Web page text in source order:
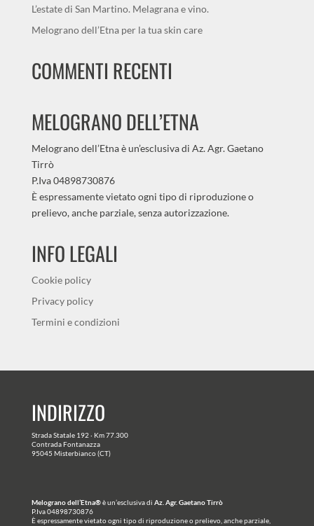
L’estate di San Martino. Melagrana e vino.
Melograno dell’Etna per la tua skin care
COMMENTI RECENTI
MELOGRANO DELL’ETNA
Melograno dell’Etna è un’esclusiva di Az. Agr. Gaetano
Tirrò
P.Iva 04898730876
È espressamente vietato ogni tipo di riproduzione o
prelievo, anche parziale, senza autorizzazione.
INFO LEGALI
Cookie policy
Privacy policy
Termini e condizioni
INDIRIZZO
Strada Statale 192 · Km 77.300
Contrada Fontanazza
95045 Misterbianco (CT)
Melograno dell’Etna®è un’esclusiva di Az. Agr. Gaetano Tirrò
P.Iva 04898730876
È espressamente vietato ogni tipo di riproduzione o prelievo, anche parziale,